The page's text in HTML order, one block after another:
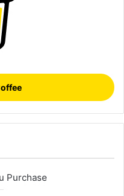
Purchase